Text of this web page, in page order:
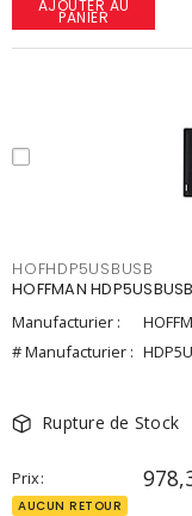
AJOUTER AU
PANIER
HOFHDP5USBUSB
HOFFMAN
Manufacturier :
# Manufacturier :
Rupture de Stock
Prix
AUCUN RETOUR